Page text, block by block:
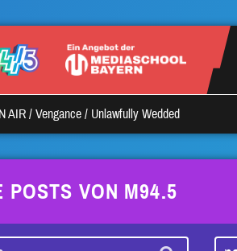
AIR / Vengance / Unlawfully Wedded
POSTS VON M94.5